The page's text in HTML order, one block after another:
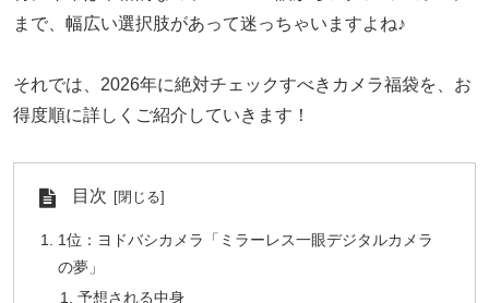
まで、幅広い選択肢があって迷っちゃいますよね♪
それでは、2026年に絶対チェックすべきカメラ福袋を、お
得度順に詳しくご紹介していきます！
目次
1位：ヨドバシカメラ「ミラーレス一眼デジタルカメラ
の夢」
予想される中身